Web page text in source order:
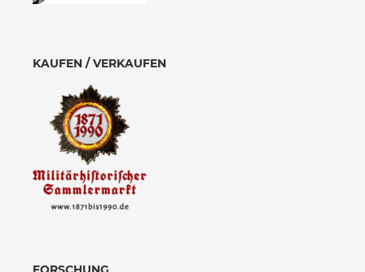
KAUFEN / VERKAUFEN